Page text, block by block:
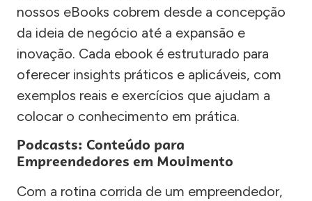
nossos eBooks cobrem desde a concepção
da ideia de negócio até a expansão e
inovação. Cada ebook é estruturado para
oferecer insights práticos e aplicáveis, com
exemplos reais e exercícios que ajudam a
colocar o conhecimento em prática.
Podcasts: Conteúdo para
Empreendedores em Movimento
Com a rotina corrida de um empreendedor,